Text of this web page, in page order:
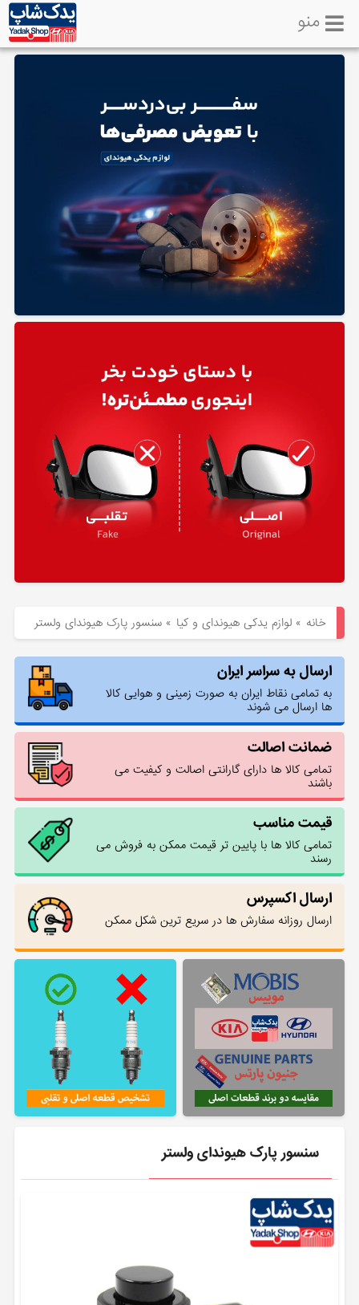
لوازم
منو
خانه »لوازم یدکی هیوندای و کیا »سنسور پارک هیوندای ولستر
ارسال به سراسر ایران
به تمامی نقاط ایران به صورت زمینی و هوایی کالا
ها ارسال می شوند
ضمانت اصالت
تمامی کالا ها دارای گارانتی اصالت و کیفیت می
باشند
قیمت مناسب
تمامی کالا ها با پایین تر قیمت ممکن به فروش می
رسند
ارسال اکسپرس
ارسال روزانه سفارش ها در سریع ترین شکل ممکن
سنسور پارک هیوندای ولستر